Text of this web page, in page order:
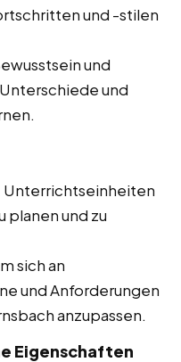
und -stilen
und
und
Unterrichtseinheiten
planen und zu
sich an
und Anforderungen
anzupassen.
Eigenschaften